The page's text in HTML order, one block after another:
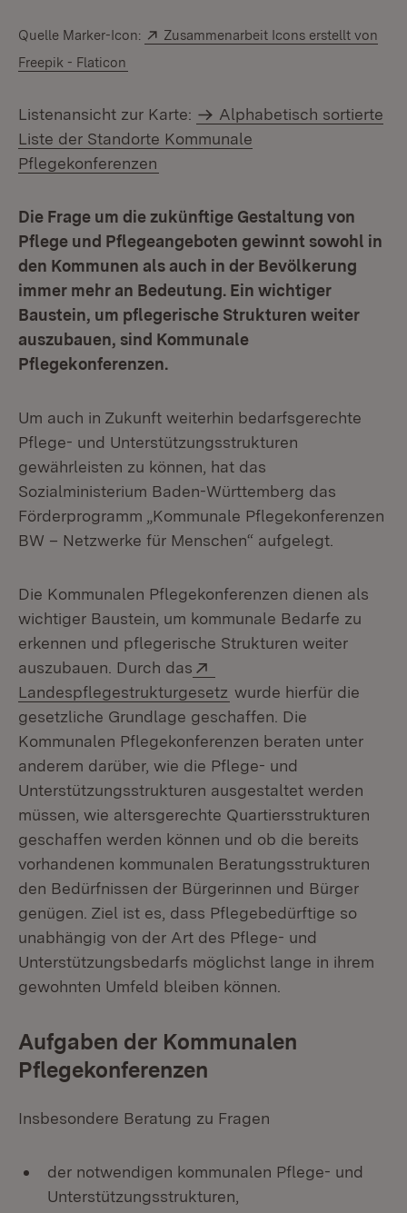
Quelle Marker-Icon:
Zusammenarbeit Icons erstellt von
Freepik - Flaticon
Listenansicht zur Karte:
Alphabetisch sortierte
Liste der Standorte Kommunale
Pflegekonferenzen
Die Frage um die zukünftige Gestaltung von
Pflege und Pflegeangeboten gewinnt sowohl in
den Kommunen als auch in der Bevölkerung
immer mehr an Bedeutung. Ein wichtiger
Baustein, um pflegerische Strukturen weiter
auszubauen, sind Kommunale
Pflegekonferenzen.
Um auch in Zukunft weiterhin bedarfsgerechte
Pflege- und Unterstützungsstrukturen
gewährleisten zu können, hat das
Sozialministerium Baden-Württemberg das
Förderprogramm „Kommunale Pflegekonferenzen
BW – Netzwerke für Menschen“ aufgelegt.
Die Kommunalen Pflegekonferenzen dienen als
wichtiger Baustein, um kommunale Bedarfe zu
erkennen und pflegerische Strukturen weiter
auszubauen. Durch das
Landespflegestrukturgesetz (Öffnet in neuem
wurde hierfür die
gesetzliche Grundlage geschaffen. Die
Kommunalen Pflegekonferenzen beraten unter
anderem darüber, wie die Pflege- und
Unterstützungsstrukturen ausgestaltet werden
müssen, wie altersgerechte Quartiersstrukturen
geschaffen werden können und ob die bereits
vorhandenen kommunalen Beratungsstrukturen
den Bedürfnissen der Bürgerinnen und Bürger
genügen. Ziel ist es, dass Pflegebedürftige so
unabhängig von der Art des Pflege- und
Unterstützungsbedarfs möglichst lange in ihrem
gewohnten Umfeld bleiben können.
Aufgaben der Kommunalen
Pflegekonferenzen
Insbesondere Beratung zu Fragen
der notwendigen kommunalen Pflege- und
Unterstützungsstrukturen,